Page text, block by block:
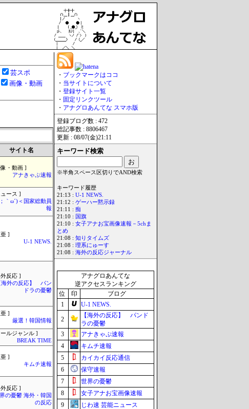
芸スポ
画像・動画
サイト名
・動画 ]
アナきゃぷ速報
ース ]
｀ω´)＜国家総動員
報
]
U-1 NEWS.
反応 ]
海外の反応】 パン
ドラの憂鬱
]
厳選！韓国情報
ルジャンル ]
BREAK TIME
]
キムチ速報
反応 ]
の憂鬱 海外・韓国
の反応
・ ブックマークはココ
・ 当サイトについて
・ 登録サイト一覧
・ 固定リンクツール
・ アナグロあんてな スマホ版
登録ブログ数 : 472
総記事数 : 8806467
更新 : 08/07(金)21:11
キーワード検索
※半角スペース区切りでAND検索
キーワード履歴
21:13 : U-1 NEWS.
21:12 : ゲーハー黙示録
21:11 : 痴
21:10 : 国旗
21:10 : 女子アナお宝画像速報－5chま
とめ
21:08 : 知りタイムズ
21:08 : 理系にゅーす
21:08 : 海外の反応ジャーナル
アナグロあんてな
逆アクセスランキング
位
印
ブログ
1
U-1 NEWS.
2
【海外の反応】 パンド
ラの憂鬱
3
アナきゃぷ速報
4
キムチ速報
5
カイカイ反応通信
6
保守速報
7
世界の憂鬱
8
女子アナお宝画像速報
9
じわ速 芸能ニュース